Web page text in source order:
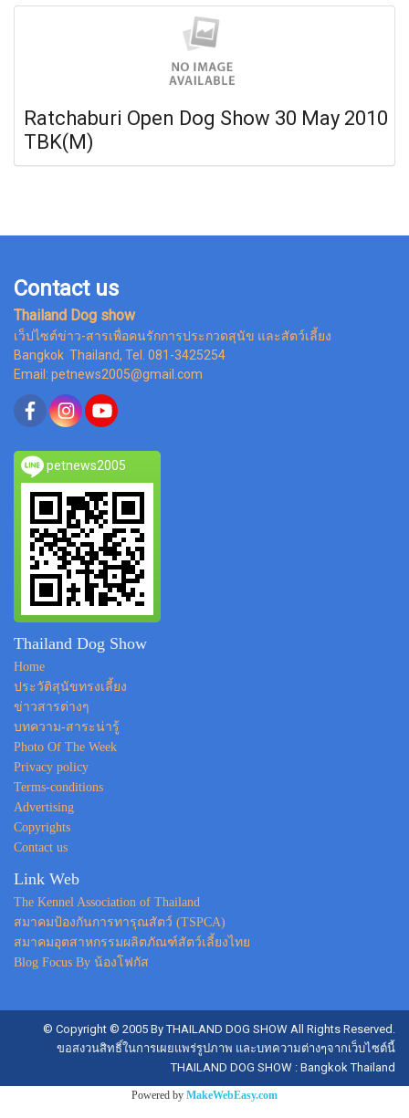
Ratchaburi Open Dog Show 30 May 2010
TBK(M)
Contact us
Thailand Dog show
เว็ปไซต์ข่าว-สารเพื่อคนรักการประกวดสุนัข และสัตว์เลี้ยง
Bangkok Thailand, Tel. 081-3425254
Email: petnews2005@gmail.com
petnews2005
Thailand Dog Show
Home
ประวัติสุนัขทรงเลี้ยง
ข่าวสารต่างๆ
บทความ-สาระน่ารู้
Photo Of The Week
Privacy policy
Terms-conditions
Advertising
Copyrights
Contact us
Link Web
The Kennel Association of Thailand
สมาคมป้องกันการทารุณสัตว์ (TSPCA)
สมาคมอุตสาหกรรมผลิตภัณฑ์สัตว์เลี้ยงไทย
Blog Focus By น้องโฟกัส
© Copyright © 2005 By THAILAND DOG SHOW All Rights Reserved.
ขอสงวนสิทธิ์ในการเผยแพร่รูปภาพ และบทความต่างๆจากเว็บไซต์นี้
THAILAND DOG SHOW : Bangkok Thailand
Powered by MakeWebEasy.com